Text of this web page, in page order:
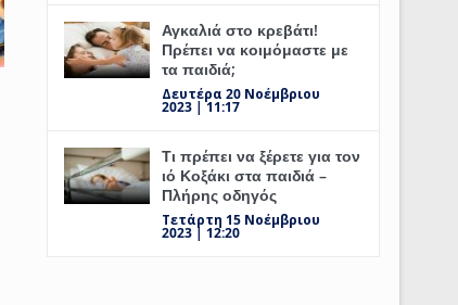
Αγκαλιά στο κρεβάτι!
Πρέπει να κοιμόμαστε με
τα παιδιά;
Δευτέρα 20 Νοέμβριου
2023 | 11:17
Τι πρέπει να ξέρετε για τον
ιό Κοξάκι στα παιδιά –
Πλήρης οδηγός
Τετάρτη 15 Νοέμβριου
2023 | 12:20